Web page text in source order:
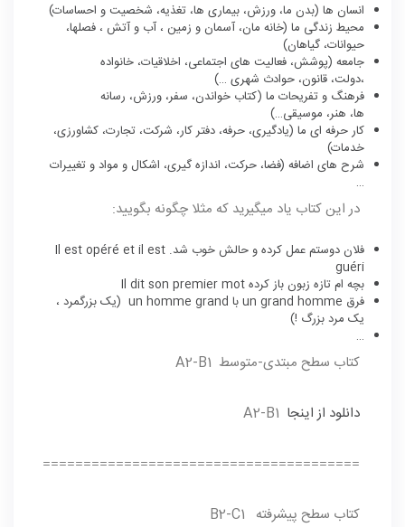
انسان ها (بدن ما، ورزش، بیماری ها، تغذیه، شخصیت و احساسات)
محیط زندگی ما (خانه مان، آسمان و زمین ، آب و آتش ، فصلها،
حیوانات، گیاهان)
جامعه (پوشش، فعالیت های اجتماعی، اخلاقیات، خانواده
،دولت، قانون، حوادث شهری …)
فرهنگ و تفریحات ما (کتاب خواندن، سفر، ورزش، رسانه
ها، هنر، موسیقی…)
کار حرفه ای ما (یادگیری، حرفه، دفتر کار، شرکت، تجارت، کشاورزی،
خدمات)
شرح های اضافه (فضا، حرکت، اندازه گیری، اشکال و مواد و تغییرات
…
در این کتاب یاد میگیرید که مثلا چگونه بگویید:
فلان دوستم عمل کرده و حالش خوب شد. Il est opéré et il est
guéri
بچه ام تازه زبون باز کرده Il dit son premier mot
فرق un grand homme با un homme grand (یک بزرگمرد ،
یک مرد بزرگ !)
…
کتاب سطح مبتدی-متوسط A2-B1
دانلود از اینجا A2-B1
=======================================
کتاب سطح پیشرفته B2-C1